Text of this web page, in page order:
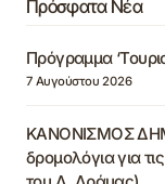
Πρόσφατα Νέα
Πρόγραμμα
7 Αυγούστου 2026
ΚΑΝΟΝΙΣΜΟΣ
δρομολόγια για